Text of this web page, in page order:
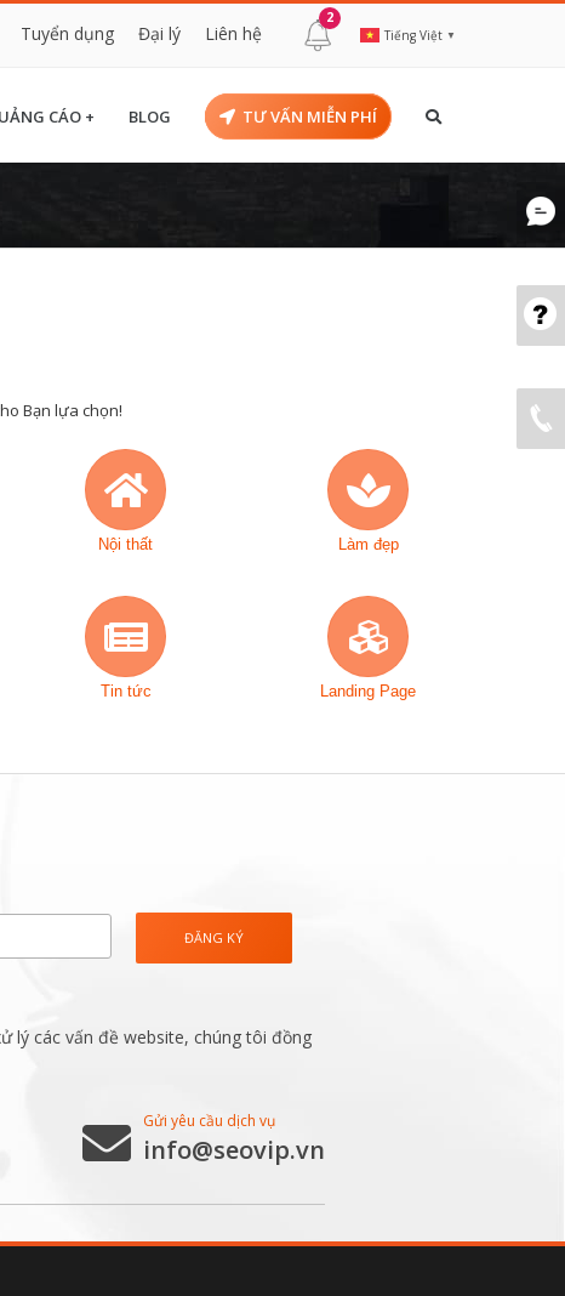
Tuyển dụng Đại lý Liên hệ
2
Tiếng Việt ▼
CÁO + BLOG TƯ VẤN MIỄN PHÍ
Bạn lựa chọn!
Nội thất Làm đẹp
Tin tức Landing Page
lý các vấn đề website, chúng tôi đồng
Gửi yêu cầu dịch vụ
info@seovip.vn